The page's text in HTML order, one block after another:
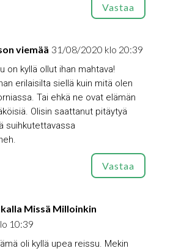
Vastaa
viemää 31/08/2020 klo 20:39
on kyllä ollut ihan mahtava!
erilaisilta siellä kuin mitä olen
Tai ehkä ne ovat elämän
Olisin saattanut pitäytyä
suihkutettavassa
Vastaa
Missä Milloinkin
10:39
oli kyllä upea reissu. Mekin